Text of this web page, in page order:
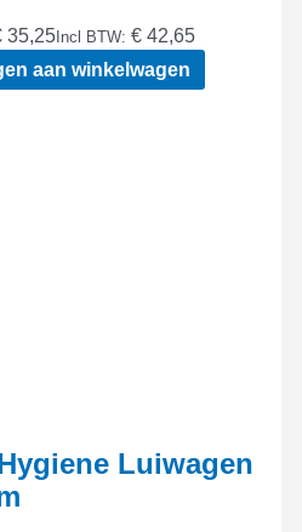
35,25Incl BTW: € 42,65
aan winkelwagen
Luiwagen